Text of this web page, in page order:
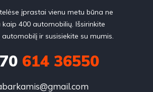
įprastai vienu metu būna ne
400 automobilių. Išsirinkite
ir susisiekite su mumis.
614 36550